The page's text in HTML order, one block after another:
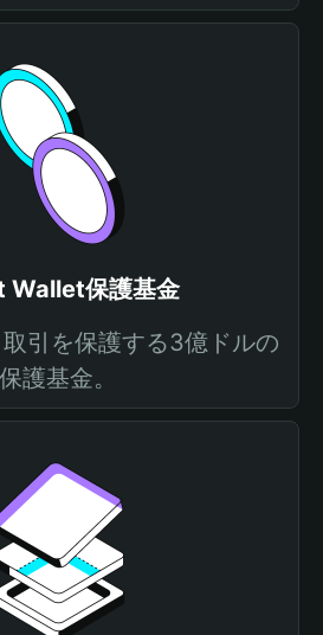
Wallet保護基金
引を保護する3億ドルの
保護基金。